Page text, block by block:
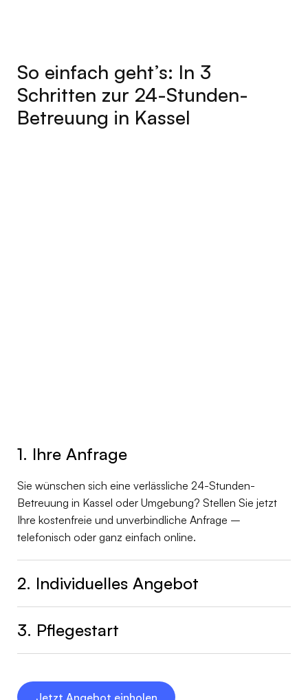
1. Ihre Anfrage
Sie wünschen sich eine verlässliche 24-Stunden-
Betreuung in Kassel oder Umgebung? Stellen Sie jetzt
Ihre kostenfreie und unverbindliche Anfrage –
telefonisch oder ganz einfach online.
2. Individuelles Angebot
3. Pflegestart
Jetzt Angebot einholen
So einfach geht’s: In 3
Schritten zur 24-Stunden-
Betreuung in Kassel